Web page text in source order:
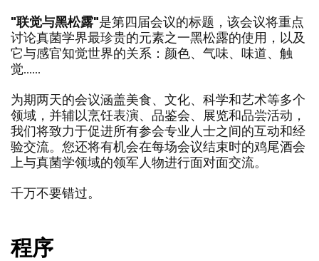
"联觉与黑松露"是第四届会议的标题，该会议将重点
讨论真菌学界最珍贵的元素之一黑松露的使用，以及
它与感官知觉世界的关系：颜色、气味、味道、触
觉......
为期两天的会议涵盖美食、文化、科学和艺术等多个
领域，并辅以烹饪表演、品鉴会、展览和品尝活动，
我们将致力于促进所有参会专业人士之间的互动和经
验交流。您还将有机会在每场会议结束时的鸡尾酒会
上与真菌学领域的领军人物进行面对面交流。
千万不要错过。
程序